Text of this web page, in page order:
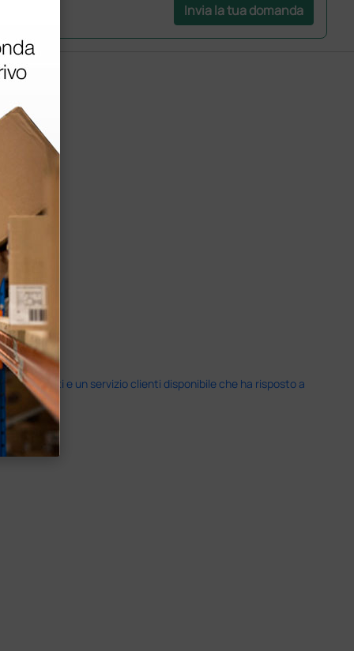
Invia la tua domanda
previsti e un servizio clienti disponibile che ha risposto a